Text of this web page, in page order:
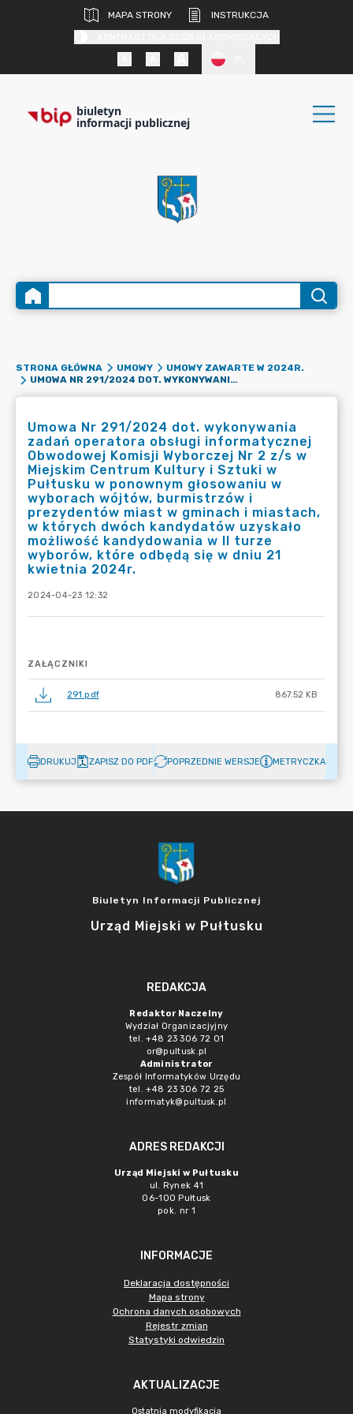
MAPA STRONY
INSTRUKCJA
biuletyn
informacji publicznej
STRONA GŁÓWNA UMOWY
UMOWY ZAWARTE W 2024R.
UMOWA NR 291/2024 DOT. WYKONYWANIA ZADAŃ OPERATORA OBSŁUGI INFORMATYCZNEJ OBWODOWEJ KOMISJI WYBORCZEJ NR 2 Z/S W MIEJSKIM CENTRUM KULTURY I SZTUKI W PUŁTUSKU W PONOWNYM GŁOSOWANIU W WYBORACH WÓJTÓW, BURMISTRZÓW I PREZYDENTÓW MIAST W GMINACH I MIASTACH, W KTÓRYCH DWÓCH KANDYDATÓW UZYSKAŁO MOŻLIWOŚĆ KANDYDOWANIA W II TURZE WYBORÓW, KTÓRE ODBĘDĄ SIĘ W DNIU 21 KWIETNIA 2024R.
Umowa Nr 291/2024 dot. wykonywania
zadań operatora obsługi informatycznej
Obwodowej Komisji Wyborczej Nr 2 z/s w
Miejskim Centrum Kultury i Sztuki w
Pułtusku w ponownym głosowaniu w
wyborach wójtów, burmistrzów i
prezydentów miast w gminach i miastach,
w których dwóch kandydatów uzyskało
możliwość kandydowania w II turze
wyborów, które odbędą się w dniu 21
kwietnia 2024r.
2024-04-23 12:32
ZAŁĄCZNIKI
291.pdf 867.52 KB
DRUKUJ ZAPISZ DO PDF POPRZEDNIE WERSJE METRYCZKA
Biuletyn Informacji Publicznej
Urząd Miejski w Pułtusku
REDAKCJA
Redaktor Naczelny
Wydział Organizacjyjny
tel. +48 23 306 72 01
or@pultusk.pl
Administrator
Zespół Informatyków Urzędu
tel. +48 23 306 72 25
informatyk@pultusk.pl
ADRES REDAKCJI
Urząd Miejski w Pułtusku
ul. Rynek 41
06-100 Pułtusk
pok. nr 1
INFORMACJE
Deklaracja dostępności
Mapa strony
Ochrona danych osobowych
Rejestr zmian
Statystyki odwiedzin
AKTUALIZACJE
Ostatnia modyfikacja